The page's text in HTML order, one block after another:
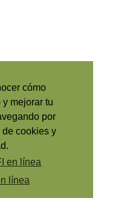
cómo
mejorar tu
por
de cookies y
en línea
línea